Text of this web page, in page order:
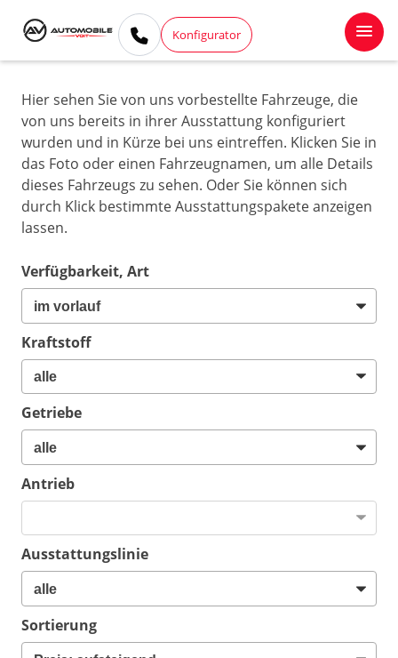
Konfigurator
Hier sehen Sie von uns vorbestellte Fahrzeuge, die
von uns bereits in ihrer Ausstattung konfiguriert
wurden und in Kürze bei uns eintreffen. Klicken Sie in
das Foto oder einen Fahrzeugnamen, um alle Details
dieses Fahrzeugs zu sehen. Oder Sie können sich
durch Klick bestimmte Ausstattungspakete anzeigen
lassen.
Verfügbarkeit, Art
Kraftstoff
Getriebe
Antrieb
Ausstattungslinie
Sortierung